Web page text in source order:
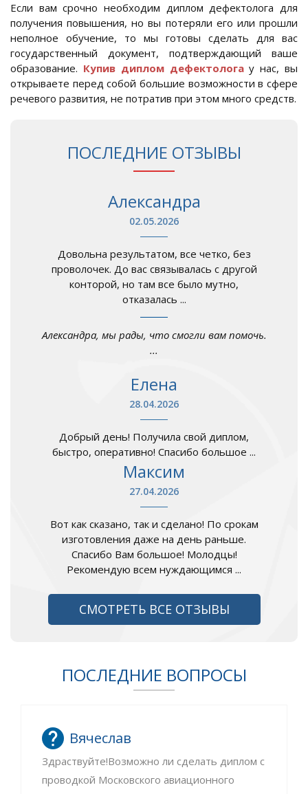
Если вам срочно необходим диплом дефектолога для
получения повышения, но вы потеряли его или прошли
неполное обучение, то мы готовы сделать для вас
государственный документ, подтверждающий ваше
образование. Купив диплом дефектологау нас, вы
открываете перед собой большие возможности в сфере
речевого развития, не потратив при этом много средств.
ПОСЛЕДНИЕ ОТЗЫВЫ
Александра
02.05.2026
Довольна результатом, все четко, без
проволочек. До вас связывалась с другой
конторой, но там все было мутно,
отказалась ...
Александра, мы рады, что смогли вам помочь.
...
Елена
28.04.2026
Добрый день! Получила свой диплом,
быстро, оперативно! Спасибо большое ...
Максим
27.04.2026
Вот как сказано, так и сделано! По срокам
изготовления даже на день раньше.
Спасибо Вам большое! Молодцы!
Рекомендую всем нуждающимся ...
СМОТРЕТЬ ВСЕ ОТЗЫВЫ
ПОСЛЕДНИЕ ВОПРОСЫ
Вячеслав
Здраствуйте!Возможно ли сделать диплом с
проводкой Московского авиационного